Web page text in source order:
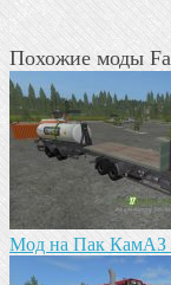
Похожие моды
Mод на Пак КамАЗ